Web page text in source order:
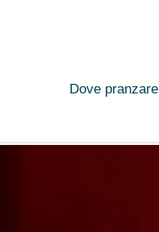
Dove pranzare